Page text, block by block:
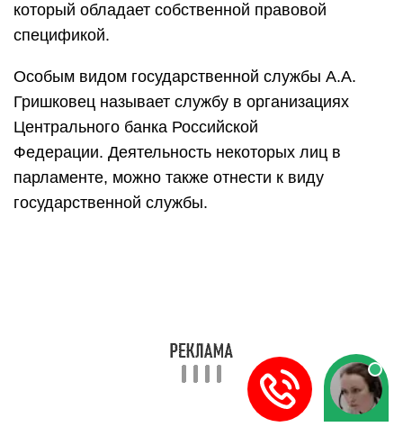
который обладает собственной правовой
спецификой.
Особым видом государственной службы А.А.
Гришковец называет службу в организациях
Центрального банка Российской
Федерации. Деятельность некоторых лиц в
парламенте, можно также отнести к виду
государственной службы.